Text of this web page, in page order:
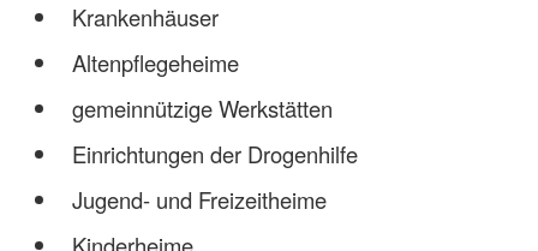
Krankenhäuser
Altenpflegeheime
gemeinnützige Werkstätten
Einrichtungen der Drogenhilfe
Jugend- und Freizeitheime